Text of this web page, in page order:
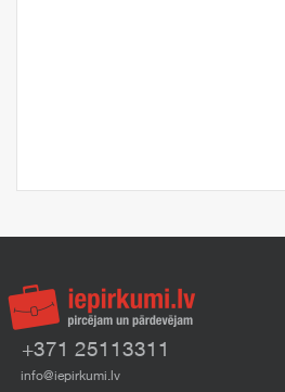
+371 25113311
info@iepirkumi.lv